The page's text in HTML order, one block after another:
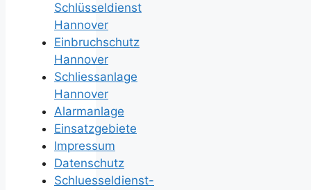
Schlüsseldienst
Hannover
Einbruchschutz
Hannover
Schliessanlage
Hannover
Alarmanlage
Einsatzgebiete
Impressum
Datenschutz
Schluesseldienst-